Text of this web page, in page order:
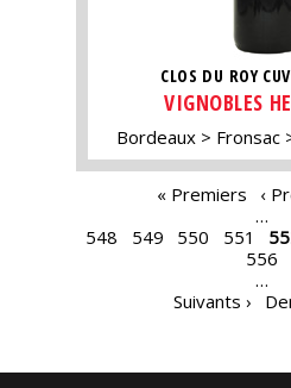
CLOS DU ROY
VIGNOBLES
Bordeaux Fronsac
« Premiers
‹
…
548
549 550 551
556
…
Suivants ›